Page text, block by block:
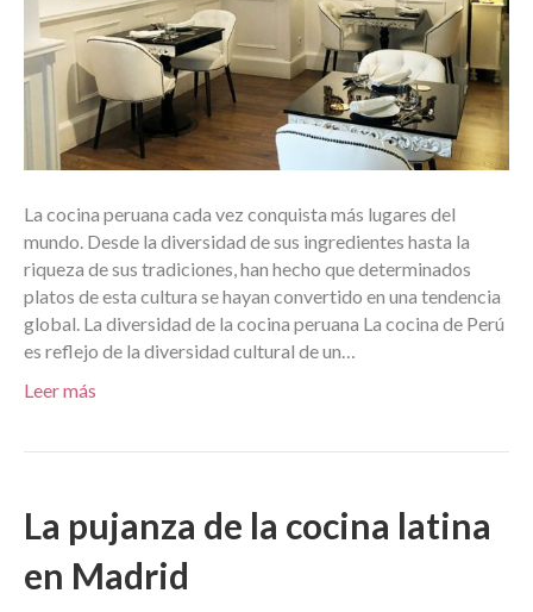
La cocina peruana cada vez conquista más lugares del
mundo. Desde la diversidad de sus ingredientes hasta la
riqueza de sus tradiciones, han hecho que determinados
platos de esta cultura se hayan convertido en una tendencia
global. La diversidad de la cocina peruana La cocina de Perú
es reflejo de la diversidad cultural de un…
Leer más
La pujanza de la cocina latina
en Madrid